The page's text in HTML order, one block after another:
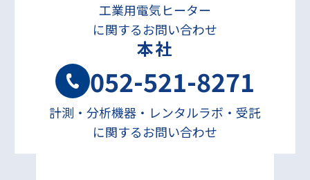
工業用電気ヒーター
に関するお問い合わせ
本社
052-521-8271
計測・分析機器・レンタルラボ・受託
に関するお問い合わせ